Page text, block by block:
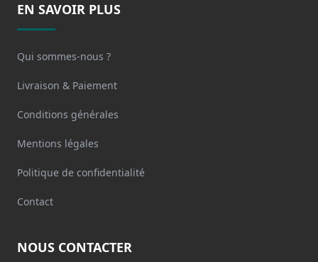
EN SAVOIR PLUS
Qui sommes-nous ?
Livraison & Paiement
Conditions générales
Mentions légales
Politique de confidentialité
Contact
NOUS CONTACTER